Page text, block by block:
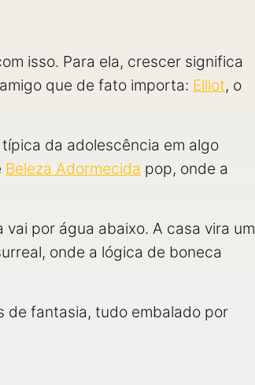
isso. Para ela, crescer significa
que de fato importa: Elliot, o
da adolescência em algo
Beleza Adormecida pop, onde a
por água abaixo. A casa vira um
onde a lógica de boneca
de fantasia, tudo embalado por